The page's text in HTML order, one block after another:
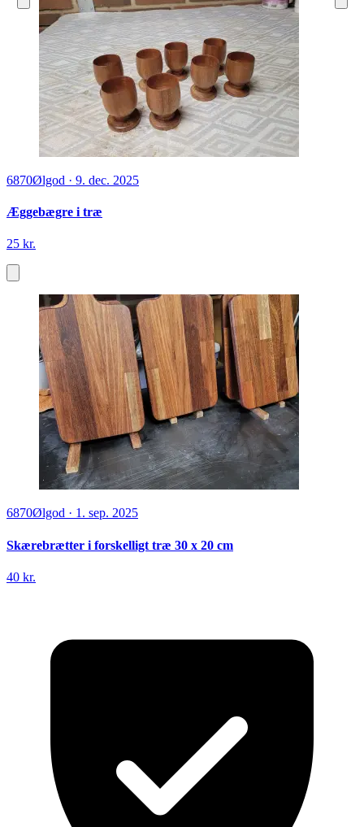
6870Ølgod · 9. dec. 2025
Æggebægre i træ
25 kr.
6870Ølgod · 1. sep. 2025
Skærebrætter i forskelligt træ 30 x 20 cm
40 kr.